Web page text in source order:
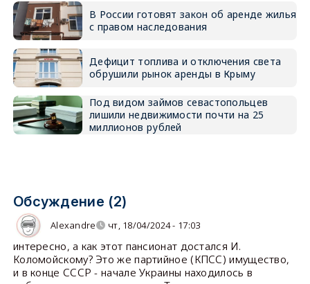
В России готовят закон об аренде жилья
с правом наследования
Дефицит топлива и отключения света
обрушили рынок аренды в Крыму
Под видом займов севастопольцев
лишили недвижимости почти на 25
миллионов рублей
Обсуждение (2)
Alexandre чт, 18/04/2024 - 17:03
интересно, а как этот пансионат достался И.
Коломойскому? Это же партийное (КПСС) имущество,
и в конце СССР - начале Украины находилось в